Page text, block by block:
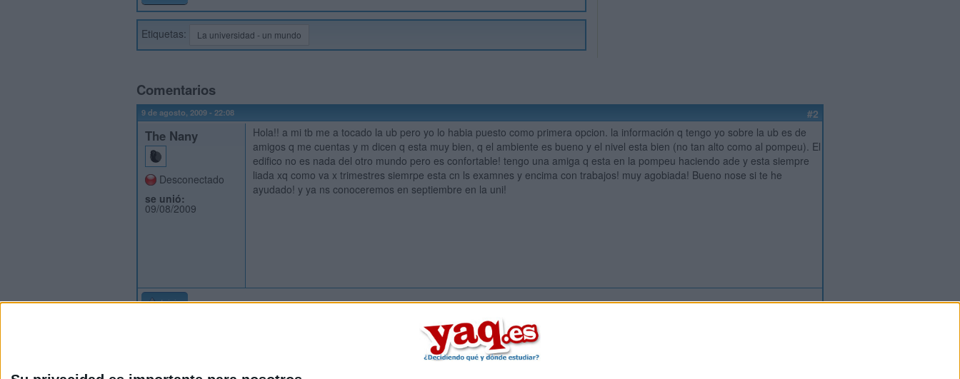
Etiquetas: La universidad - un mundo
Comentarios
9 de agosto, 2009 - 22:08 #2
The Nany
Desconectado
se unió:
09/08/2009
Hola!! a mi tb me a tocado la ub pero yo lo habia puesto como primera opcion. la información q tengo yo sobre la ub es de
amigos q me cuentas y m dicen q esta muy bien, q el ambiente es bueno y el nivel esta bien (no tan alto como al pompeu). El
edifico no es nada del otro mundo pero es confortable! tengo una amiga q esta en la pompeu haciendo ade y esta siempre
liada xq como va x trimestres siemrpe esta cn ls examnes y encima con trabajos! muy agobiada! Bueno nose si te he
ayudado! y ya ns conoceremos en septiembre en la uni!
Inicio Inicia sesiónoregístratepara enviar comentarios